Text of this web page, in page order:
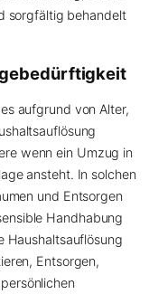
sorgfältig behandelt
aufgrund von Alter,
wenn ein Umzug in
ansteht. In solchen
und Entsorgen
Handhabung
Haushaltsauflösung
Entsorgen,